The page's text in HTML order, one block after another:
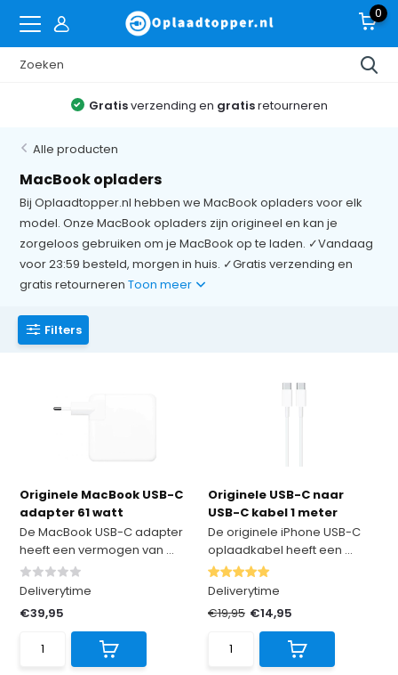
0
Gratisverzending en gratisretourneren
Alle producten
MacBook opladers
Bij Oplaadtopper.nl hebben we MacBook opladers voor elk
model. Onze MacBook opladers zijn origineel en kan je
zorgeloos gebruiken om je MacBook op te laden. ✓Vandaag
voor 23:59 besteld, morgen in huis. ✓Gratis verzending en
gratis retournerenToon meer
Filters
Originele MacBook USB-C
adapter 61 watt
De MacBook USB-C adapter
heeft een vermogen van ...
Deliverytime
€39,95
Originele USB-C naar
USB-C kabel 1 meter
De originele iPhone USB-C
oplaadkabel heeft een ...
Deliverytime
€19,95 €14,95